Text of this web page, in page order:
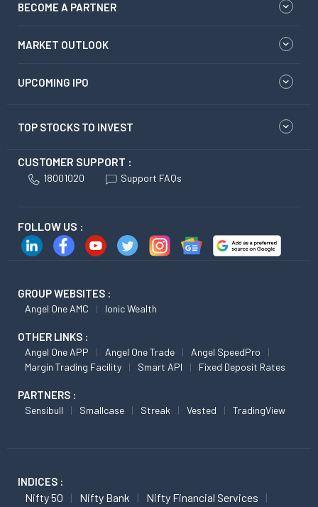
BECOME A PARTNER
MARKET OUTLOOK
UPCOMING IPO
TOP STOCKS TO INVEST
CUSTOMER SUPPORT :
18001020 Support FAQs
FOLLOW US :
GROUP WEBSITES :
Angel One AMC Ionic Wealth
OTHER LINKS :
Angel One APP Angel One Trade
Angel SpeedPro
Margin Trading Facility
Smart API Fixed Deposit Rates
PARTNERS :
Sensibull Smallcase Streak Vested TradingView
INDICES :
Nifty 50 Nifty Bank
Nifty Financial Services